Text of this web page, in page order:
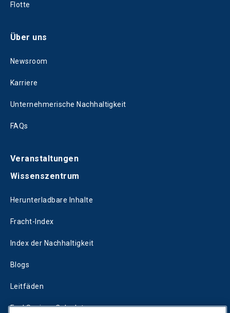
Flotte
Über uns
Newsroom
Karriere
Unternehmerische Nachhaltigkeit
FAQs
Veranstaltungen
Wissenszentrum
Herunterladbare Inhalte
Fracht-Index
Index der Nachhaltigkeit
Blogs
Leitfäden
Fuel Savings Calculator